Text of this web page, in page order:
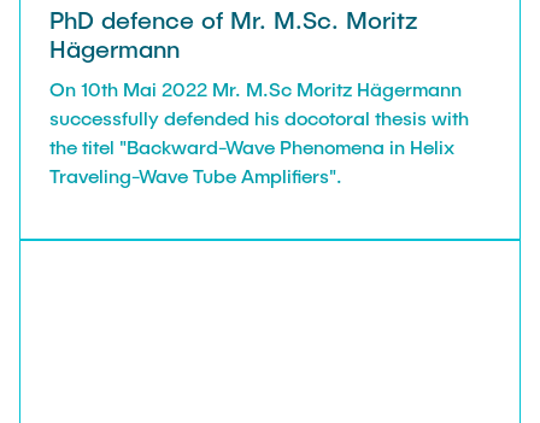
PhD defence of Mr. M.Sc. Moritz
Hägermann
On 10th Mai 2022 Mr. M.Sc Moritz Hägermann
successfully defended his docotoral thesis with
the titel "Backward-Wave Phenomena in Helix
Traveling-Wave Tube Amplifiers".